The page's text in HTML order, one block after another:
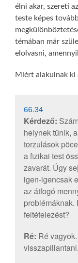
élni akar, szereti
teste képes
témában már
elolvasni,
Miért alakulnak ki
66.34
Kérdező:
helynek tűnik,
torzulások
a fizikai test
zavarát. Úgy
igen-igencsak
az átfogó
problémáknak.
feltételezést?
Ré: Ré
visszapillantani.